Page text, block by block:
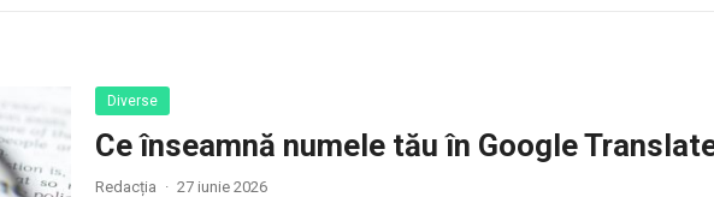
Diverse
Ce înseamnă numele tău în Google
Redacția · 27 iunie 2026